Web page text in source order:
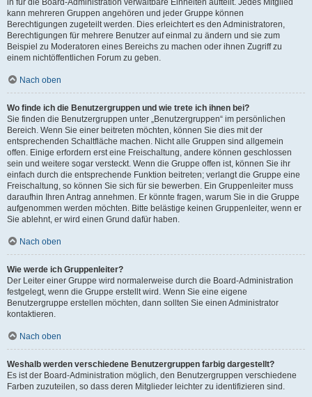
in für die Board-Administration verwaltbare Einheiten aufteilt. Jedes Mitglied
kann mehreren Gruppen angehören und jeder Gruppe können
Berechtigungen zugeteilt werden. Dies erleichtert es den Administratoren,
Berechtigungen für mehrere Benutzer auf einmal zu ändern und sie zum
Beispiel zu Moderatoren eines Bereichs zu machen oder ihnen Zugriff zu
einem nichtöffentlichen Forum zu geben.
Nach oben
Wo finde ich die Benutzergruppen und wie trete ich ihnen bei?
Sie finden die Benutzergruppen unter „Benutzergruppen“ im persönlichen
Bereich. Wenn Sie einer beitreten möchten, können Sie dies mit der
entsprechenden Schaltfläche machen. Nicht alle Gruppen sind allgemein
offen. Einige erfordern erst eine Freischaltung, andere können geschlossen
sein und weitere sogar versteckt. Wenn die Gruppe offen ist, können Sie ihr
einfach durch die entsprechende Funktion beitreten; verlangt die Gruppe eine
Freischaltung, so können Sie sich für sie bewerben. Ein Gruppenleiter muss
daraufhin Ihren Antrag annehmen. Er könnte fragen, warum Sie in die Gruppe
aufgenommen werden möchten. Bitte belästige keinen Gruppenleiter, wenn er
Sie ablehnt, er wird einen Grund dafür haben.
Nach oben
Wie werde ich Gruppenleiter?
Der Leiter einer Gruppe wird normalerweise durch die Board-Administration
festgelegt, wenn die Gruppe erstellt wird. Wenn Sie eine eigene
Benutzergruppe erstellen möchten, dann sollten Sie einen Administrator
kontaktieren.
Nach oben
Weshalb werden verschiedene Benutzergruppen farbig dargestellt?
Es ist der Board-Administration möglich, den Benutzergruppen verschiedene
Farben zuzuteilen, so dass deren Mitglieder leichter zu identifizieren sind.